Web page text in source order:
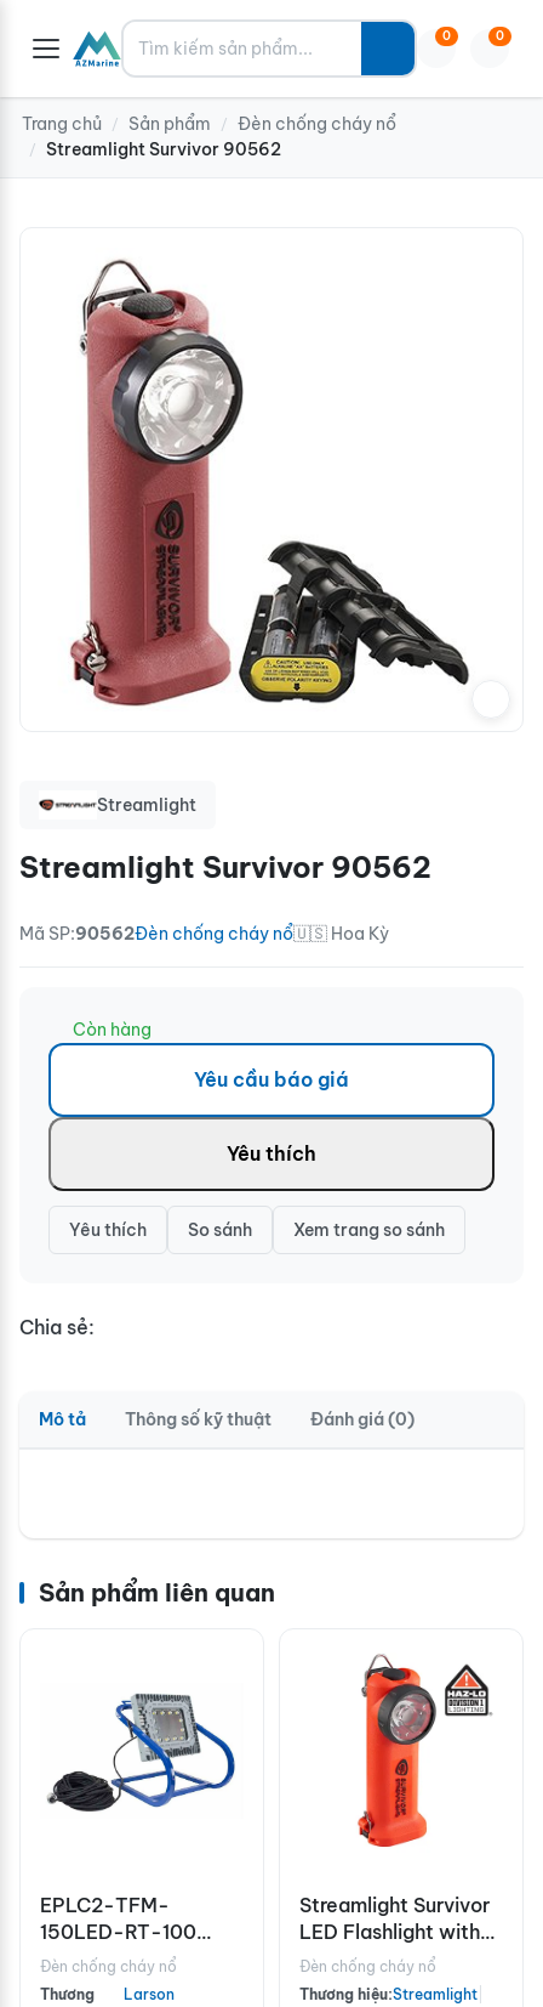
Tìm kiếm 0 0
Trang chủ / Sản phẩm / Đèn chống cháy nổ
/ Streamlight Survivor 90562
Streamlight
Streamlight Survivor 90562
Mã SP:90562Đèn chống cháy nổ🇺🇸 Hoa Kỳ
Còn hàng
Yêu cầu báo giá
Yêu thích
Yêu thích So sánh Xem trang so sánh
Chia sẻ:
Mô tả Thông số kỹ thuật Đánh giá (0)
Sản phẩm liên quan
EPLC2-TFM-
150LED-RT-100
Explosion Proof LED
Light
Đèn chống cháy nổ
Thương
Larson
Streamlight Survivor
LED Flashlight with
Charger
Đèn chống cháy nổ
Thương hiệu:Streamlight